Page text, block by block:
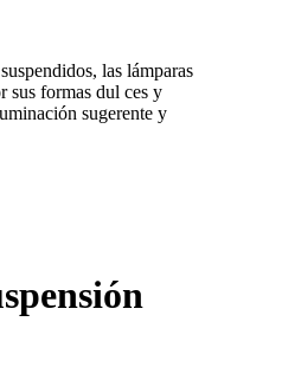
las lámparas
sus formas dul ces y
sugerente y